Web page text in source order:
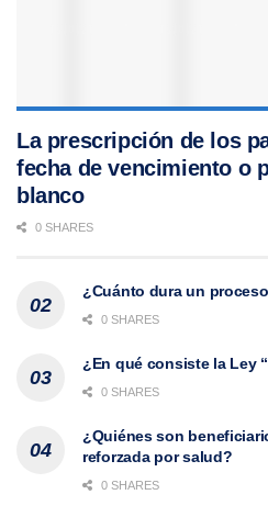
La prescripción de los
fecha de vencimiento o
blanco
0 SHARES
¿Cuánto dura un
0 SHARES
¿En qué consiste la Ley
0 SHARES
¿Quiénes son
reforzada por salud?
0 SHARES